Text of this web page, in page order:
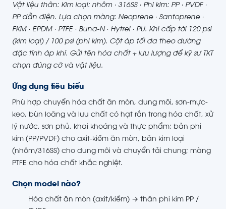
Vật liệu thân: Kim loại: nhôm · 316SS · Phi kim: PP · PVDF ·
PP dẫn điện. Lựa chọn màng: Neoprene · Santoprene ·
FKM · EPDM · PTFE · Buna-N · Hytrel · PU. Khí cấp tới 120 psi
(kim loại) / 100 psi (phi kim). Cột áp tối đa theo đường
đặc tính áp khí. Gửi tên hóa chất + lưu lượng để kỹ sư TKT
chọn đúng cỡ và vật liệu.
Ứng dụng tiêu biểu
Phù hợp chuyển hóa chất ăn mòn, dung môi, sơn-mực-
keo, bùn loãng và lưu chất có hạt rắn trong hóa chất, xử
lý nước, sơn phủ, khai khoáng và thực phẩm: bản phi
kim (PP/PVDF) cho axit-kiềm ăn mòn, bản kim loại
(nhôm/316SS) cho dung môi và chuyển tải chung; màng
PTFE cho hóa chất khắc nghiệt.
Chọn model nào?
Hóa chất ăn mòn (axit/kiềm) → thân phi kim PP /